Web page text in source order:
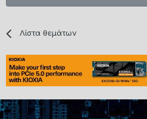
Λίστα θεμάτων